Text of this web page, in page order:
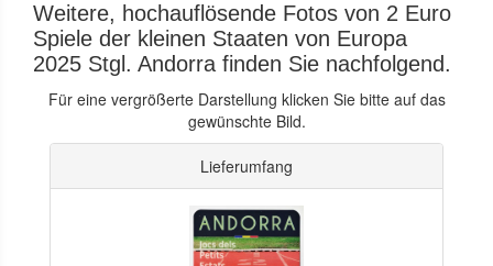
Weitere, hochauflösende Fotos von 2 Euro
Spiele der kleinen Staaten von Europa
2025 Stgl. Andorra finden Sie nachfolgend.
Für eine vergrößerte Darstellung klicken Sie bitte auf das
gewünschte Bild.
Lieferumfang